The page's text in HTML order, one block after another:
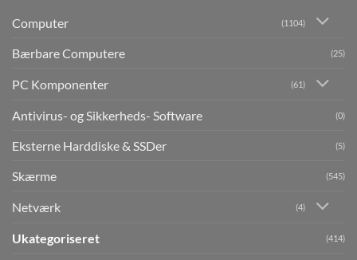
Computer (1104)
Bærbare Computere (25)
PC Komponenter (61)
Antivirus- og Sikkerheds- Software (0)
Eksterne Harddiske & SSDer (5)
Skærme (545)
Netværk (4)
Ukategoriseret (414)